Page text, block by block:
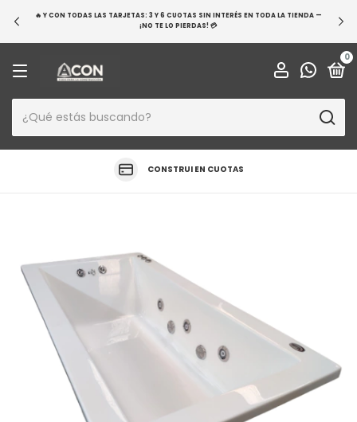
🔥 Y CON TODAS LAS TARJETAS: 3 Y 6 CUOTAS SIN INTERÉS EN TODA LA TIENDA —
¡NO TE LO PIERDAS! 💳
0
CONSTRUI EN CUOTAS